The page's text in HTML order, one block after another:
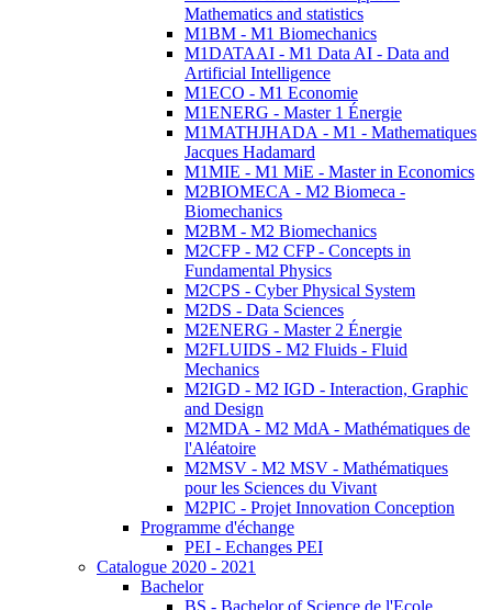
Mathematics and statistics
M1BM - M1 Biomechanics
M1DATAAI - M1 Data AI - Data and
Artificial Intelligence
M1ECO - M1 Economie
M1ENERG - Master 1 Énergie
M1MATHJHADA - M1 - Mathematiques
Jacques Hadamard
M1MIE - M1 MiE - Master in Economics
M2BIOMECA - M2 Biomeca -
Biomechanics
M2BM - M2 Biomechanics
M2CFP - M2 CFP - Concepts in
Fundamental Physics
M2CPS - Cyber Physical System
M2DS - Data Sciences
M2ENERG - Master 2 Énergie
M2FLUIDS - M2 Fluids - Fluid
Mechanics
M2IGD - M2 IGD - Interaction, Graphic
and Design
M2MDA - M2 MdA - Mathématiques de
l'Aléatoire
M2MSV - M2 MSV - Mathématiques
pour les Sciences du Vivant
M2PIC - Projet Innovation Conception
Programme d'échange
PEI - Echanges PEI
Catalogue 2020 - 2021
Bachelor
BS - Bachelor of Science de l'Ecole